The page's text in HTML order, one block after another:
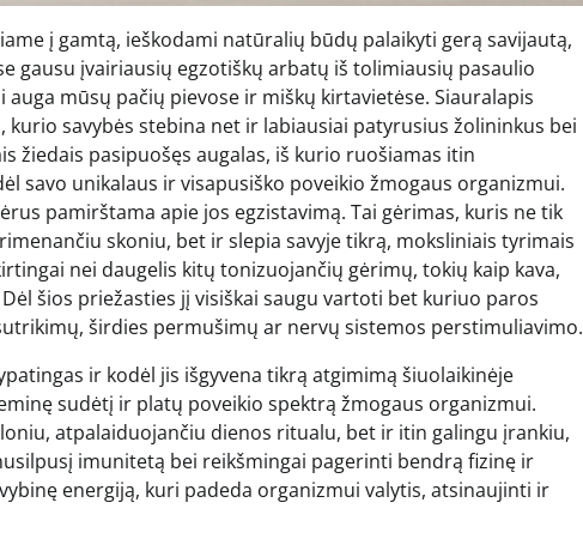
į gamtą, ieškodami natūralių būdų palaikyti gerą savijautą,
gausu įvairiausių egzotiškų arbatų iš tolimiausių pasaulio
mūsų pačių pievose ir miškų kirtavietėse. Siauralapis
savybės stebina net ir labiausiai patyrusius žolininkus bei
žiedais pasipuošęs augalas, iš kurio ruošiamas itin
savo unikalaus ir visapusiško poveikio žmogaus organizmui.
pamirštama apie jos egzistavimą. Tai gėrimas, kuris ne tik
skoniu, bet ir slepia savyje tikrą, moksliniais tyrimais
nei daugelis kitų tonizuojančių gėrimų, tokių kaip kava,
šios priežasties jį visiškai saugu vartoti bet kuriuo paros
širdies permušimų ar nervų sistemos perstimuliavimo.
ir kodėl jis išgyvena tikrą atgimimą šiuolaikinėje
sudėtį ir platų poveikio spektrą žmogaus organizmui.
atpalaiduojančiu dienos ritualu, bet ir itin galingu įrankiu,
imunitetą bei reikšmingai pagerinti bendrą fizinę ir
energiją, kuri padeda organizmui valytis, atsinaujinti ir